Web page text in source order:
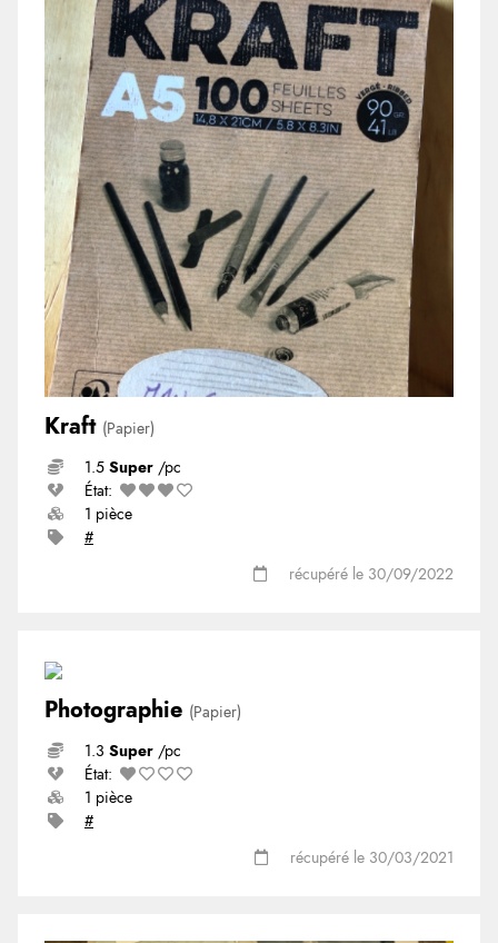
Kraft (Papier)
1.5 Super /pc
État:
1 pièce
#
récupéré le 30/09/2022
Photographie (Papier)
1.3 Super /pc
État:
1 pièce
#
récupéré le 30/03/2021